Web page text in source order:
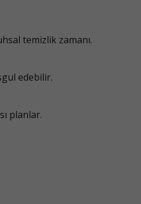
temizlik zamanı.
edebilir.
planlar.